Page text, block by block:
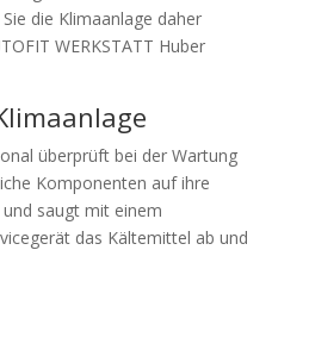
die Klimaanlage daher
WERKSTATT Huber
überprüft bei der Wartung
Komponenten auf ihre
saugt mit einem
das Kältemittel ab und